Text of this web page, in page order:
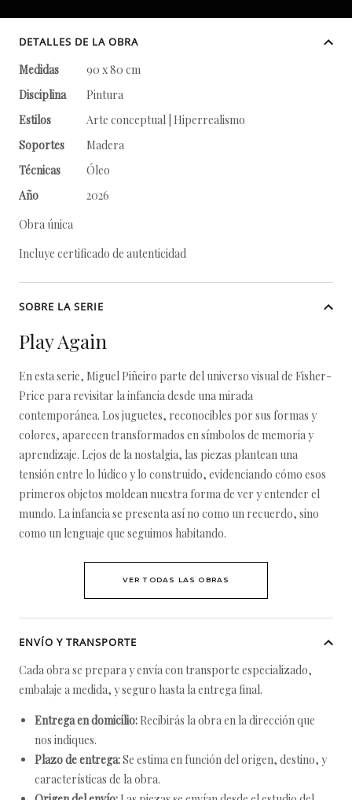
DETALLES DE LA OBRA
Medidas
90 x 80 cm
Disciplina
Pintura
Estilos
Arte conceptual | Hiperrealismo
Soportes
Madera
Técnicas
Óleo
Año
2026
Obra única
Incluye certificado de autenticidad
SOBRE LA SERIE
Play Again
En esta serie, Miguel Piñeiro parte del universo visual de Fisher-
Price para revisitar la infancia desde una mirada
contemporánea. Los juguetes, reconocibles por sus formas y
colores, aparecen transformados en símbolos de memoria y
aprendizaje. Lejos de la nostalgia, las piezas plantean una
tensión entre lo lúdico y lo construido, evidenciando cómo esos
primeros objetos moldean nuestra forma de ver y entender el
mundo. La infancia se presenta así no como un recuerdo, sino
como un lenguaje que seguimos habitando.
VER TODAS LAS OBRAS
ENVÍO Y TRANSPORTE
Cada obra se prepara y envía con transporte especializado,
embalaje a medida, y seguro hasta la entrega final.
Entrega en domicilio: Recibirás la obra en la dirección que
nos indiques.
Plazo de entrega:Se estima en función del origen, destino, y
características de la obra.